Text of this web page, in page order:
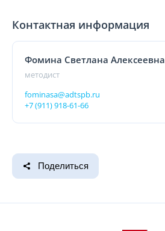
Контактная информация
Фомина Светлана Алексеевна
методист
fominasa@adtspb.ru
+7 (911) 918-61-66
Поделиться